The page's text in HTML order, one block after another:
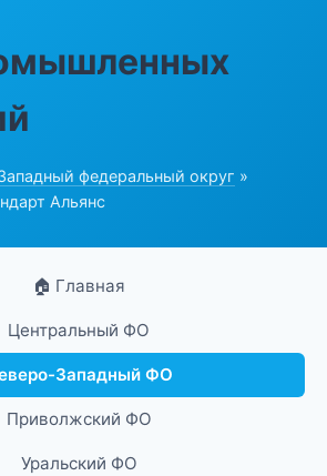
федеральный округ »
Альянс
🏠 Главная
Центральный ФО
Западный ФО
Приволжский ФО
Уральский ФО